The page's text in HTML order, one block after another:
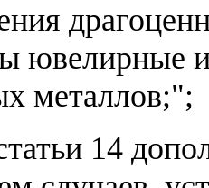
ювелирные
металлов;";
14